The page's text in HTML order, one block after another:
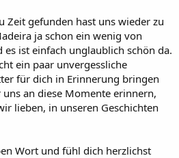
Zeit gefunden hast uns wieder zu
ja schon ein wenig von
ist einfach unglaublich schön da.
ein paar unvergessliche
für dich in Erinnerung bringen
an diese Momente erinnern,
lieben, in unseren Geschichten
Wort und fühl dich herzlichst